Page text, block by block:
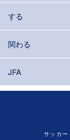
する
関わる
JFA
サッカー